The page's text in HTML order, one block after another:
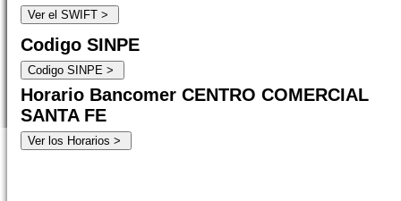
Codigo SINPE
Horario Bancomer CENTRO COMERCIAL
SANTA FE